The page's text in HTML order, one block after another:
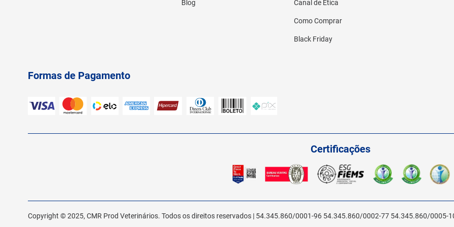
Blog Canal de Ética
Como Comprar
Black Friday
Formas de Pagamento
Certificações
Copyright © 2025, CMR Prod Veterinários. Todos os direitos reservados | 54.345.860/0001-96 54.345.860/0002-77 54.345.860/0005-